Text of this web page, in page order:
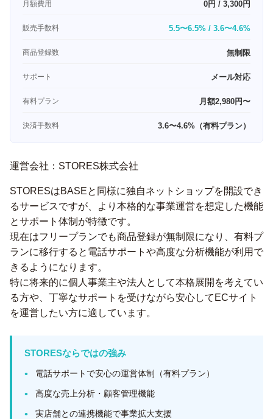
月額費用 0円 / 3,300円
販売手数料 5.5〜6.5% / 3.6〜4.6%
商品登録数 無制限
サポート メール対応
有料プラン 月額2,980円〜
決済手数料 3.6〜4.6%（有料プラン）
運営会社：STORES株式会社
STORESはBASEと同様に独自ネットショップを開設でき
るサービスですが、より本格的な事業運営を想定した機能
とサポート体制が特徴です。
現在はフリープランでも商品登録が無制限になり、有料プ
ランに移行すると電話サポートや高度な分析機能が利用で
きるようになります。
特に将来的に個人事業主や法人として本格展開を考えてい
る方や、丁寧なサポートを受けながら安心してECサイト
を運営したい方に適しています。
STORESならではの強み
電話サポートで安心の運営体制（有料プラン）
高度な売上分析・顧客管理機能
実店舗との連携機能で事業拡大支援